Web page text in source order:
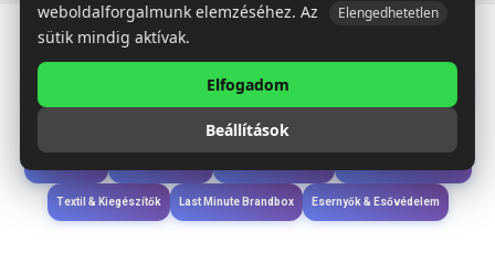
Étkezés & Ivás
Wellness & Ápolás
Textil & Kiegészítők Last Minute Brandbox Esernyők & Esővédelem
weboldalforgalmunk elemzéséhez. Az
Elengedhetetlen
sütik mindig aktívak.
Elfogadom
Beállítások